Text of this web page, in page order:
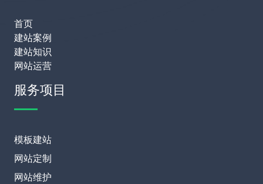
首页
建站案例
建站知识
网站运营
服务项目
模板建站
网站定制
网站维护